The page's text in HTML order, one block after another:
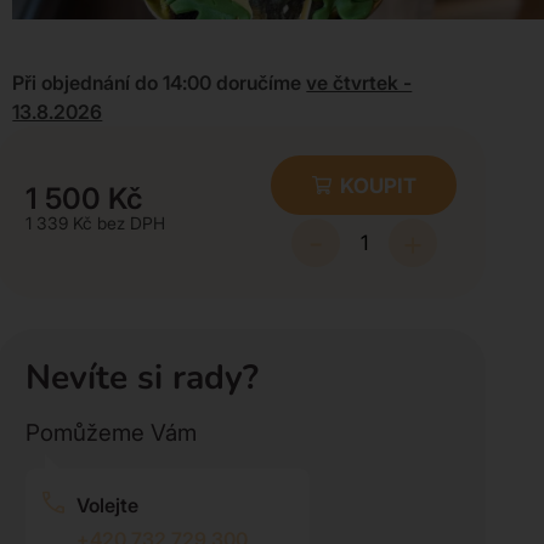
Při objednání do 14:00 doručíme ve čtvrtek -
13.8.2026
1 500 Kč
1 339 Kč
KOUPIT
Nevíte si rady?
Pomůžeme Vám
Volejte